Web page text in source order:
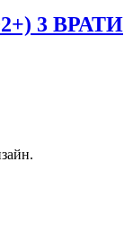
3 ВРАТИ